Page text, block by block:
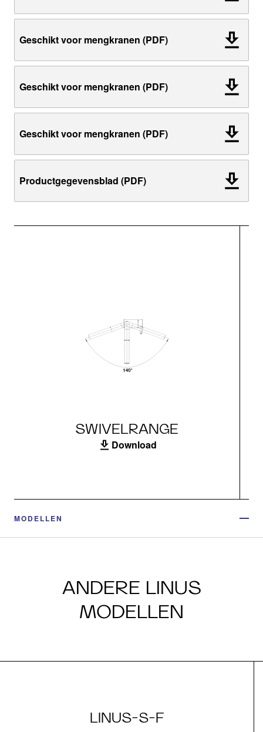
Geschikt voor mengkranen (PDF)
Geschikt voor mengkranen (PDF)
Geschikt voor mengkranen (PDF)
Productgegevensblad (PDF)
SWIVELRANGE
Download
MODELLEN
ANDERE LINUS
MODELLEN
LINUS-S-F